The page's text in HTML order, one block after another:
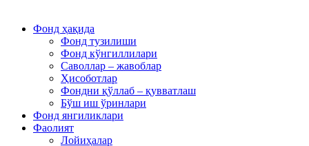
Фонд ҳақида
Фонд тузилиши
Фонд кўнгиллилари
Саволлар – жавоблар
Ҳисоботлар
Фондни қўллаб – қувватлаш
Бўш иш ўринлари
Фонд янгиликлари
Фаолият
Лойиҳалар